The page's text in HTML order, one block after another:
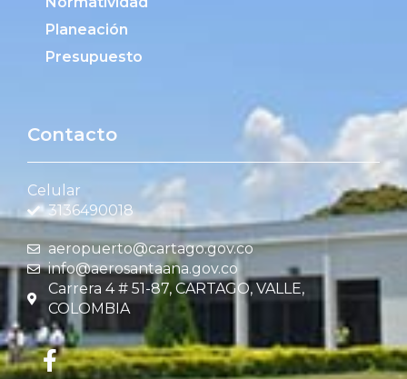
Planeación
Presupuesto
Contacto
Celular
3136490018
aeropuerto@cartago.gov.co
info@aerosantaana.gov.co
Carrera 4 # 51-87, CARTAGO, VALLE,
COLOMBIA